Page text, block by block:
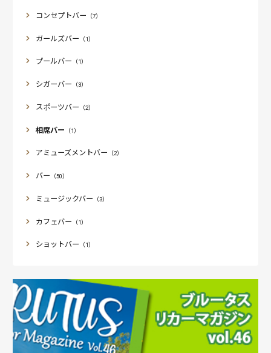
コンセプトバー （7）
ガールズバー （1）
プールバー （1）
シガーバー （3）
スポーツバー （2）
相席バー （1）
アミューズメントバー （2）
バー （50）
ミュージックバー （3）
カフェバー （1）
ショットバー （1）